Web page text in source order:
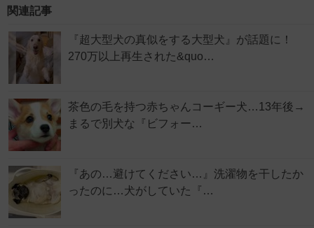
関連記事
『超大型犬の真似をする大型犬』が話題に！
270万以上再生された&quo…
茶色の毛を持つ赤ちゃんコーギー犬…13年後→
まるで別犬な『ビフォー…
『あの…避けてください…』洗濯物を干したか
ったのに…犬がしていた『…